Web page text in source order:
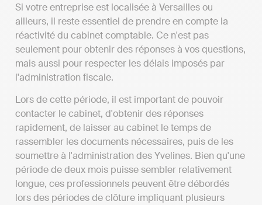
Si votre entreprise est localisée à Versailles ou
ailleurs, il reste essentiel de prendre en compte la
réactivité du cabinet comptable. Ce n'est pas
seulement pour obtenir des réponses à vos questions,
mais aussi pour respecter les délais imposés par
l'administration fiscale.
Lors de cette période, il est important de pouvoir
contacter le cabinet, d'obtenir des réponses
rapidement, de laisser au cabinet le temps de
rassembler les documents nécessaires, puis de les
soumettre à l'administration des Yvelines. Bien qu'une
période de deux mois puisse sembler relativement
longue, ces professionnels peuvent être débordés
lors des périodes de clôture impliquant plusieurs